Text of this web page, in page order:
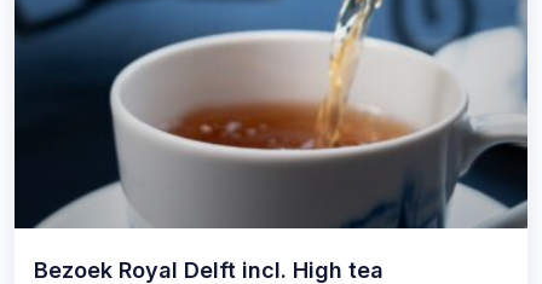
Bezoek Royal Delft incl. High tea